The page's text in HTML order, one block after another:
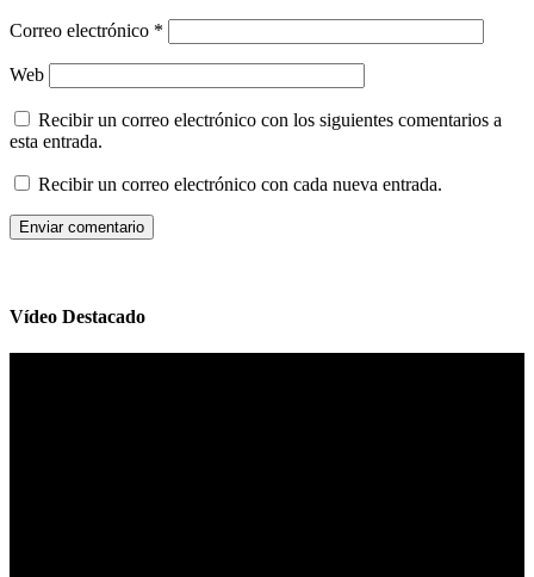
Correo electrónico *
Web
Recibir un correo electrónico con los siguientes comentarios a
esta entrada.
Recibir un correo electrónico con cada nueva entrada.
Vídeo Destacado